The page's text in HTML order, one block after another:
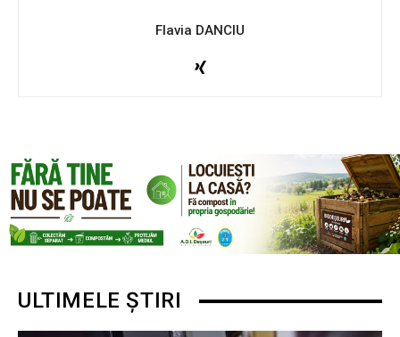
Flavia DANCIU
ULTIMELE ȘTIRI